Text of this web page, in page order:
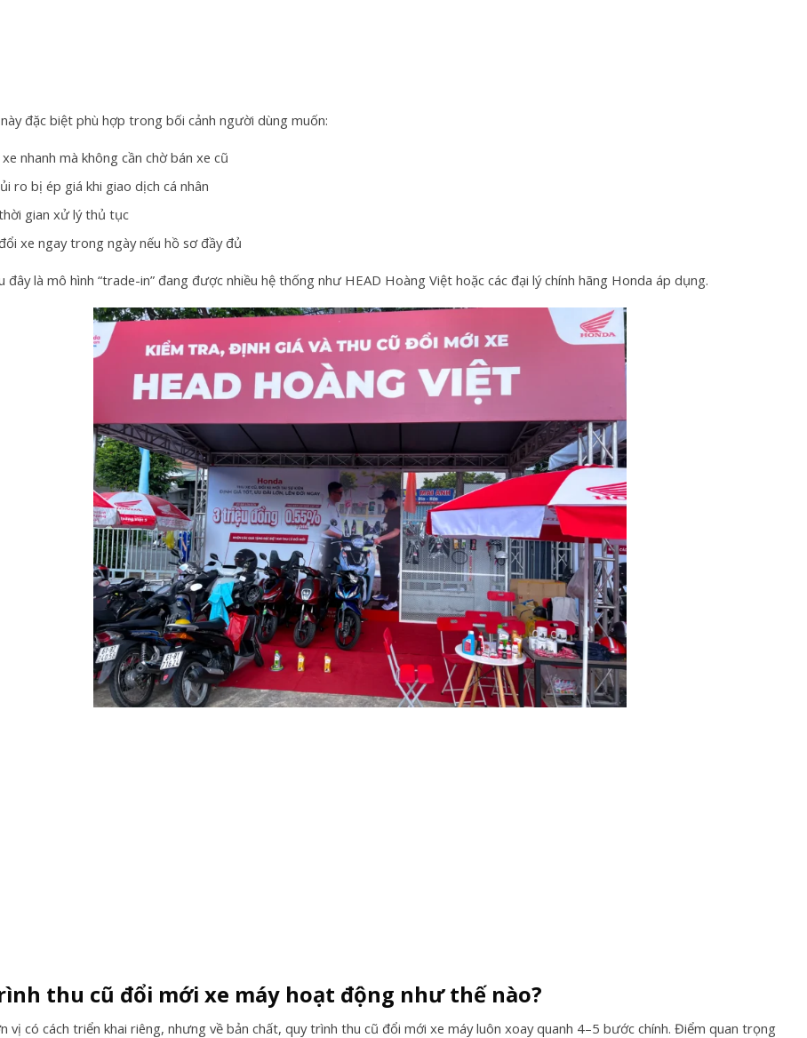
đặc biệt phù hợp trong bối cảnh người dùng muốn:
nhanh mà không cần chờ bán xe cũ
ro bị ép giá khi giao dịch cá nhân
gian xử lý thủ tục
xe ngay trong ngày nếu hồ sơ đầy đủ
đây là mô hình “trade-in” đang được nhiều hệ thống như HEAD Hoàng Việt hoặc các đại lý chính hãng Honda áp dụng.
thu cũ đổi mới xe máy hoạt động như thế nào?
vị có cách triển khai riêng, nhưng về bản chất, quy trình thu cũ đổi mới xe máy luôn xoay quanh 4–5 bước chính. Điểm quan trọng